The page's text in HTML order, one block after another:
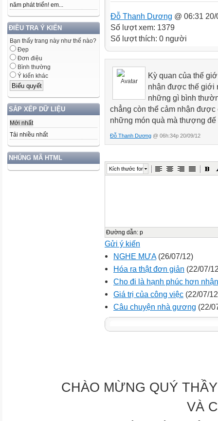
năm phát triển! em...
ĐIỀU TRA Ý KIẾN
Bạn thấy trang này như thế nào?
Đẹp
Đơn điệu
Bình thường
Ý kiến khác
SẮP XẾP DỮ LIỆU
Mới nhất
Tải nhiều nhất
NHÚNG MÃ HTML
Đỗ Thanh Dương @ 06:31
Số lượt xem: 1379
Số lượt thích: 0 người
Kỳ quan của thế
nhận được thế giới
những gì bình
chẳng còn thể cảm nhận
những món quà mà thượng đế
Đỗ Thanh Dương @ 06h:34p 20/09/12
Kích thước font
Đường dẫn: p
Gửi ý kiến
NGHE MƯA (26/07/12)
Hóa ra thật đơn giản (22/07/
Cho đi là hạnh phúc hơn
Giá trị của công việc (22/07/
Câu chuyện nhà gương (22/
CHÀO MỪNG QUÝ
VÀ